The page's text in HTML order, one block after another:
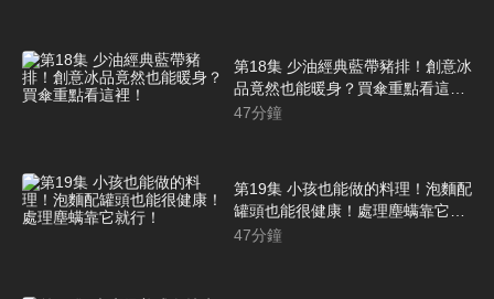
第18集 少油經典藍帶豬排！創意冰
品竟然也能暖身？買傘重點看這
裡！
47分鐘
第19集 小孩也能做的料理！泡麵配
罐頭也能很健康！處理塵螨靠它就
行！
47分鐘